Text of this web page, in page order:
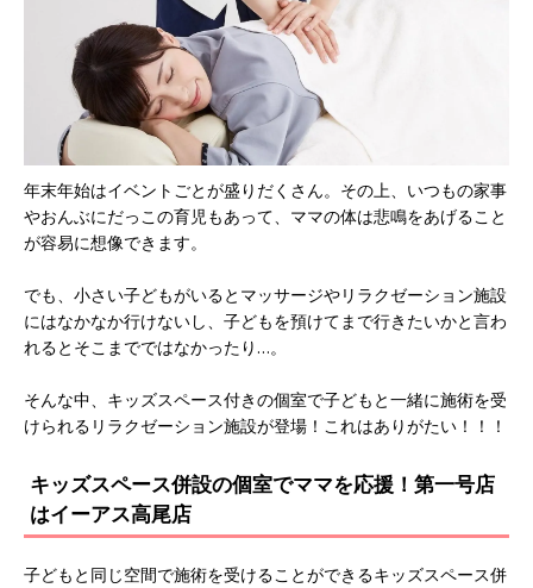
年末年始はイベントごとが盛りだくさん。その上、いつもの家事
やおんぶにだっこの育児もあって、ママの体は悲鳴をあげること
が容易に想像できます。
でも、小さい子どもがいるとマッサージやリラクゼーション施設
にはなかなか行けないし、子どもを預けてまで行きたいかと言わ
れるとそこまでではなかったり…。
そんな中、キッズスペース付きの個室で子どもと一緒に施術を受
けられるリラクゼーション施設が登場！これはありがたい！！！
キッズスペース併設の個室でママを応援！第一号店
はイーアス高尾店
子どもと同じ空間で施術を受けることができるキッズスペース併